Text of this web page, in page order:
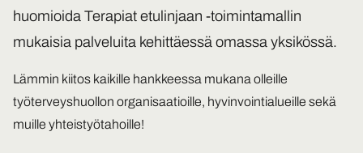
huomioida Terapiat etulinjaan -toimintamallin
mukaisia palveluita kehittäessä omassa yksikössä.
Lämmin kiitos kaikille hankkeessa mukana olleille
työterveyshuollon organisaatioille, hyvinvointialueille sekä
muille yhteistyötahoille!